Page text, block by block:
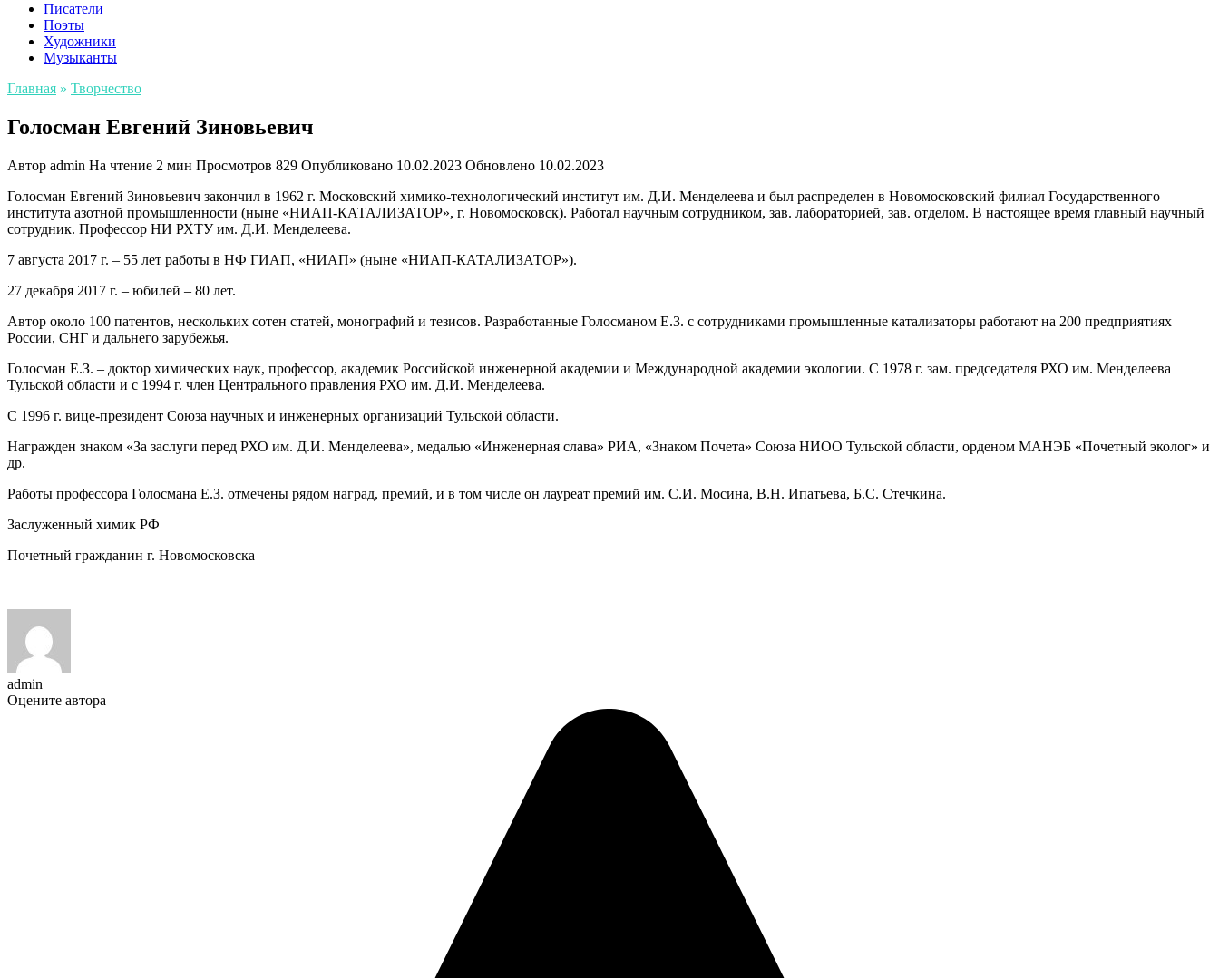
Писатели
Поэты
Художники
Музыканты
Главная » Творчество
Голосман Евгений Зиновьевич
Автор admin На чтение 2 мин Просмотров 829 Опубликовано 10.02.2023 Обновлено 10.02.2023
Голосман Евгений Зиновьевич закончил в 1962 г. Московский химико-технологический институт им. Д.И. Менделеева и был распределен в Новомосковский филиал Государственного
института азотной промышленности (ныне «НИАП-КАТАЛИЗАТОР», г. Новомосковск). Работал научным сотрудником, зав. лабораторией, зав. отделом. В настоящее время главный научный
сотрудник. Профессор НИ РХТУ им. Д.И. Менделеева.
7 августа 2017 г. – 55 лет работы в НФ ГИАП, «НИАП» (ныне «НИАП-КАТАЛИЗАТОР»).
27 декабря 2017 г. – юбилей – 80 лет.
Автор около 100 патентов, нескольких сотен статей, монографий и тезисов. Разработанные Голосманом Е.З. с сотрудниками промышленные катализаторы работают на 200 предприятиях
России, СНГ и дальнего зарубежья.
Голосман Е.З. – доктор химических наук, профессор, академик Российской инженерной академии и Международной академии экологии. С 1978 г. зам. председателя РХО им. Менделеева
Тульской области и с 1994 г. член Центрального правления РХО им. Д.И. Менделеева.
С 1996 г. вице-президент Союза научных и инженерных организаций Тульской области.
Награжден знаком «За заслуги перед РХО им. Д.И. Менделеева», медалью «Инженерная слава» РИА, «Знаком Почета» Союза НИОО Тульской области, орденом МАНЭБ «Почетный эколог» и
др.
Работы профессора Голосмана Е.З. отмечены рядом наград, премий, и в том числе он лауреат премий им. С.И. Мосина, В.Н. Ипатьева, Б.С. Стечкина.
Заслуженный химик РФ
Почетный гражданин г. Новомосковска
admin
Оцените автора